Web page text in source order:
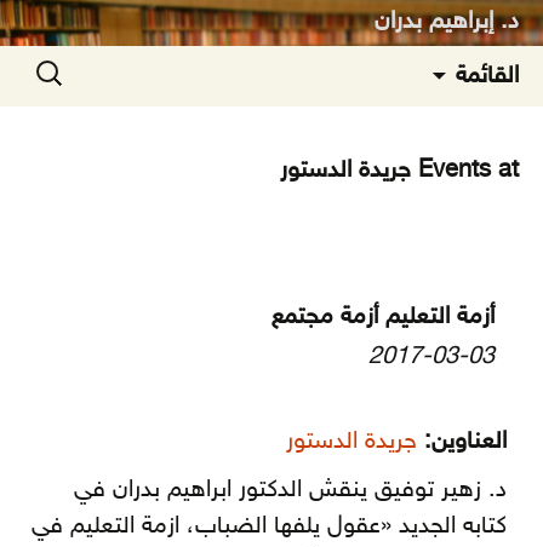
د. إبراهيم بدران
القائمة
إلى
البحث
عن:
Events at جريدة الدستور
أزمة التعليم أزمة مجتمع
2017-03-03
العناوين: جريدة الدستور
د. زهير توفيق ينقش الدكتور ابراهيم بدران في
كتابه الجديد «عقول يلفها الضباب، ازمة التعليم في